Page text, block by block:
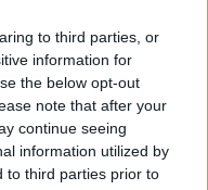
to third parties, or
information for
the below opt-out
note that after your
continue seeing
information utilized by
to third parties prior to
lehetőség is, ma
mindenki arról
topcsapatban
labdarúgás
is járnak. Ami
illeti, 10-